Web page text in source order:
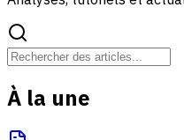
À la une